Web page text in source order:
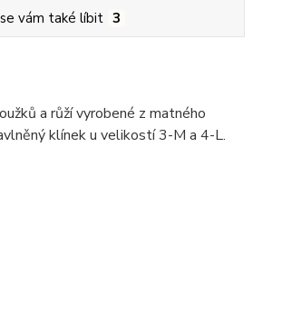
vám také líbit 3
a růží vyrobené z matného
klínek u velikostí 3-M a 4-L.